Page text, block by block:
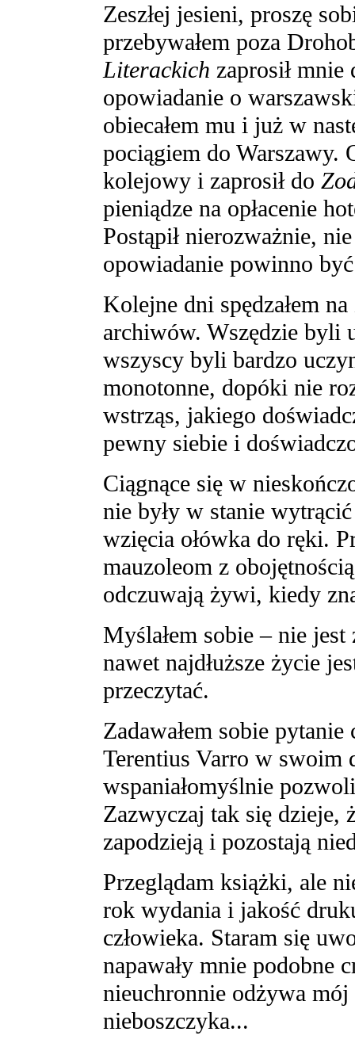
Zeszłej jesieni, proszę
przebywałem poza
Literackich zaprosił mnie
opowiadanie o
obiecałem mu i już w
pociągiem do Warszawy.
kolejowy i zaprosił do
pieniądze na opłacenie
Postąpił nierozważnie,
opowiadanie powinno
Kolejne dni spędzałem
archiwów. Wszędzie byli
wszyscy byli bardzo
monotonne, dopóki nie
wstrząs, jakiego
pewny siebie i
Ciągnące się w
nie były w stanie
wzięcia ołówka do ręki.
mauzoleom z
odczuwają żywi, kiedy
Myślałem sobie – nie
nawet najdłuższe życie
przeczytać.
Zadawałem sobie
Terentius Varro w swoim
wspaniałomyślnie
Zazwyczaj tak się dzieje,
zapodzieją i pozostają
Przeglądam książki, ale
rok wydania i jakość
człowieka. Staram się
napawały mnie podobne
nieuchronnie odżywa
nieboszczyka...